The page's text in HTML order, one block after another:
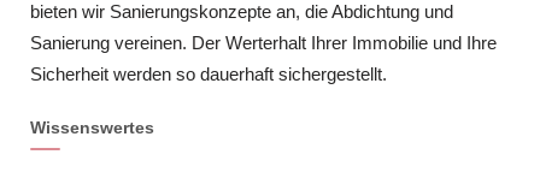
bieten wir Sanierungskonzepte an, die Abdichtung und
Sanierung vereinen. Der Werterhalt Ihrer Immobilie und Ihre
Sicherheit werden so dauerhaft sichergestellt.
Wissenswertes